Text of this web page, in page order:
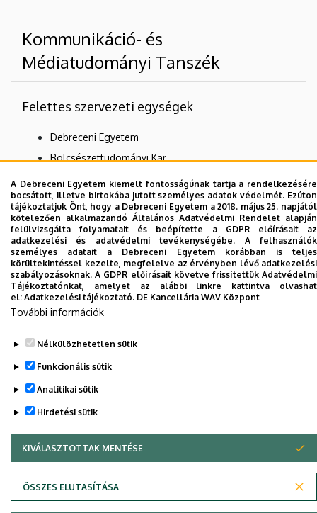
Kommunikáció- és
Médiatudományi Tanszék
Felettes szervezeti egységek
Debreceni Egyetem
Bölcsészettudományi Kar
Média- és Könyvtártudományi Intézet
Dolgozói adatmódosítás igénylése a DE
telefonkönyvében|Külső személyek rögzítése a
DE telefonkönyvében|Súgó|Hibabejelentés
Szerzői jog © 2026 Unideb
A Debreceni Egyetem kiemelt fontosságúnak tartja a rendelkezésére
bocsátott, illetve birtokába jutott személyes adatok védelmét. Ezúton
tájékoztatjuk Önt, hogy a Debreceni Egyetem a 2018. május 25. napjától
kötelezően alkalmazandó Általános Adatvédelmi Rendelet alapján
felülvizsgálta folyamatait és beépítette a GDPR előírásait az
adatkezelési és adatvédelmi tevékenységébe. A felhasználók
személyes adatait a Debreceni Egyetem korábban is teljes
körültekintéssel kezelte, megfelelve az érvényben lévő adatkezelési
szabályozásoknak. A GDPR előírásait követve frissítettük Adatvédelmi
Tájékoztatónkat, amelyet az alábbi linkre kattintva olvashat
el: Adatkezelési tájékoztató. DE Kancellária WAV Központ
További információk
Nélkülözhetetlen sütik
Funkcionális sütik
Analitikai sütik
Hirdetési sütik
KIVÁLASZTOTTAK MENTÉSE
ÖSSZES ELUTASÍTÁSA
WITHDRAW CONSENT